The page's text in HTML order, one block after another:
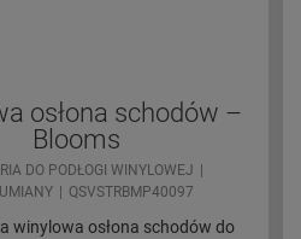
osłona schodów –
Blooms
DO PODŁOGI WINYLOWEJ
QSVSTRBMP40097
winylowa osłona schodów do